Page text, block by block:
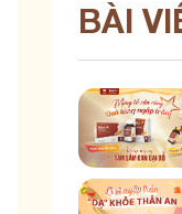
BÀI